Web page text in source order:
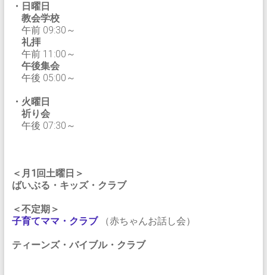
・日曜日
教会学校
午前 09:30～
礼拝
午前 11:00～
午後集会
午後 05:00～
・火曜日
祈り会
午後 07:30～
＜月1回土曜日＞
ばいぶる・キッズ・クラブ
＜不定期＞
子育てママ・クラブ（赤ちゃんお話し会）
ティーンズ・バイブル・クラブ